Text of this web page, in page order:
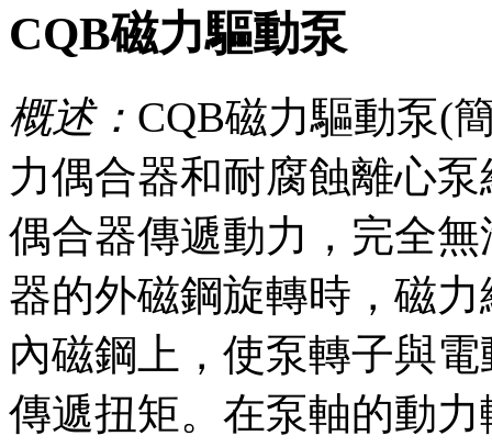
CQB磁力驅動泵
概述： CQB磁力驅動泵(
力偶合器和耐腐蝕離心
偶合器傳遞動力，完全
器的外磁鋼旋轉時，磁
內磁鋼上，使泵轉子與
傳遞扭矩。在泵軸的動